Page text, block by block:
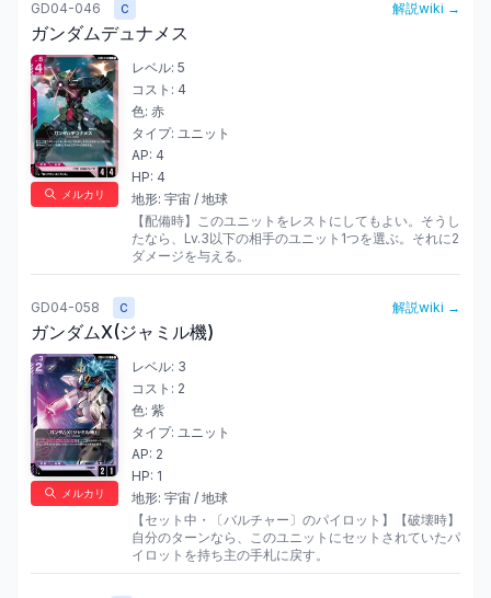
GD04-046 C 解説wiki →
ガンダムデュナメス
メルカリ
レベル: 5
コスト: 4
色: 赤
タイプ: ユニット
AP: 4
HP: 4
地形: 宇宙 / 地球
【配備時】このユニットをレストにしてもよい。そうし
たなら、Lv.3以下の相手のユニット1つを選ぶ。それに2
ダメージを与える。
GD04-058 C 解説wiki →
ガンダムX(ジャミル機)
メルカリ
レベル: 3
コスト: 2
色: 紫
タイプ: ユニット
AP: 2
HP: 1
地形: 宇宙 / 地球
【セット中・〔バルチャー〕のパイロット】【破壊時】
自分のターンなら、このユニットにセットされていたパ
イロットを持ち主の手札に戻す。